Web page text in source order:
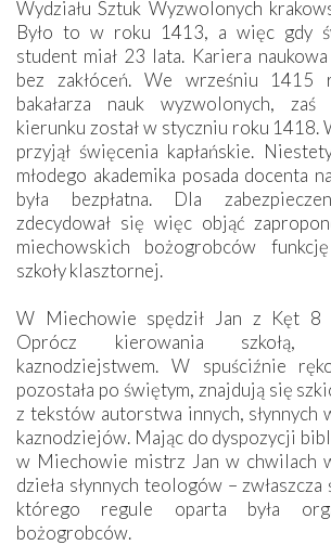
Wydziału Sztuk Wyzwolonych
Było to w roku 1413, a więc gdy
student miał 23 lata. Kariera naukowa
bez zakłóceń. We wrześniu 1415
bakałarza nauk wyzwolonych,
kierunku został w styczniu roku 1418.
przyjął święcenia kapłańskie.
młodego akademika posada docenta
była bezpłatna. Dla
zdecydował się więc objąć
miechowskich bożogrobców
szkoły klasztornej.
W Miechowie spędził Jan z Kęt 8
Oprócz kierowania szkołą,
kaznodziejstwem. W spuściźnie
pozostała po świętym, znajdują się
z tekstów autorstwa innych, słynnych
kaznodziejów. Mając do dyspozycji
w Miechowie mistrz Jan w chwilach
dzieła słynnych teologów – zwłaszcza
którego regule oparta była
bożogrobców.